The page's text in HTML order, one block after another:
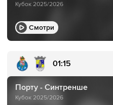
Кубок 2025/2026
Смотри
01:15
Порту - Синтренше
Кубок 2025/2026